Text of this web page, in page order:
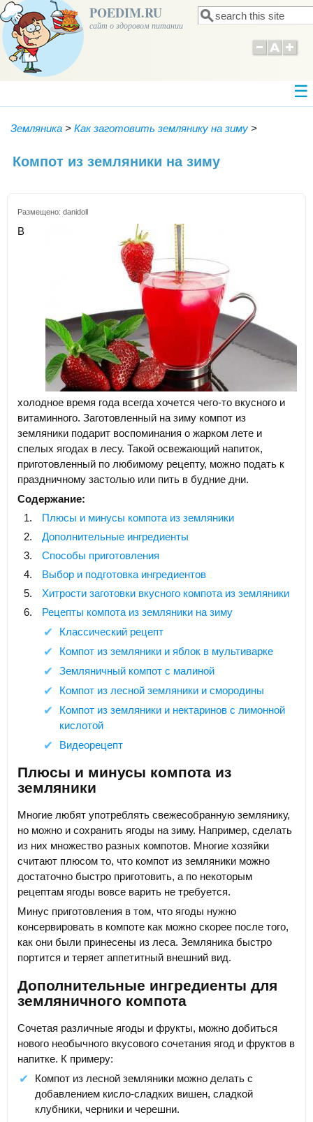
POEDIM.RU
сайт о здоровом питании Форма поиска
Поиск
Земляника > Как заготовить землянику на зиму >
Компот из земляники на зиму
Размещено: danidoll
В
холодное время года всегда хочется чего-то вкусного и
витаминного. Заготовленный на зиму компот из
земляники подарит воспоминания о жарком лете и
спелых ягодах в лесу. Такой освежающий напиток,
приготовленный по любимому рецепту, можно подать к
праздничному застолью или пить в будние дни.
Содержание:
Плюсы и минусы компота из земляники
Дополнительные ингредиенты
Способы приготовления
Выбор и подготовка ингредиентов
Хитрости заготовки вкусного компота из земляники
Рецепты компота из земляники на зиму
Классический рецепт
Компот из земляники и яблок в мультиварке
Земляничный компот с малиной
Компот из лесной земляники и смородины
Компот из земляники и нектаринов с лимонной
кислотой
Видеорецепт
Плюсы и минусы компота из
земляники
Многие любят употреблять свежесобранную землянику,
но можно и сохранить ягоды на зиму. Например, сделать
из них множество разных компотов. Многие хозяйки
считают плюсом то, что компот из земляники можно
достаточно быстро приготовить, а по некоторым
рецептам ягоды вовсе варить не требуется.
Минус приготовления в том, что ягоды нужно
консервировать в компоте как можно скорее после того,
как они были принесены из леса. Земляника быстро
портится и теряет аппетитный внешний вид.
Дополнительные ингредиенты для
земляничного компота
Сочетая различные ягоды и фрукты, можно добиться
нового необычного вкусового сочетания ягод и фруктов в
напитке. К примеру:
Компот из лесной земляники можно делать с
добавлением кисло-сладких вишен, сладкой
клубники, черники и черешни.